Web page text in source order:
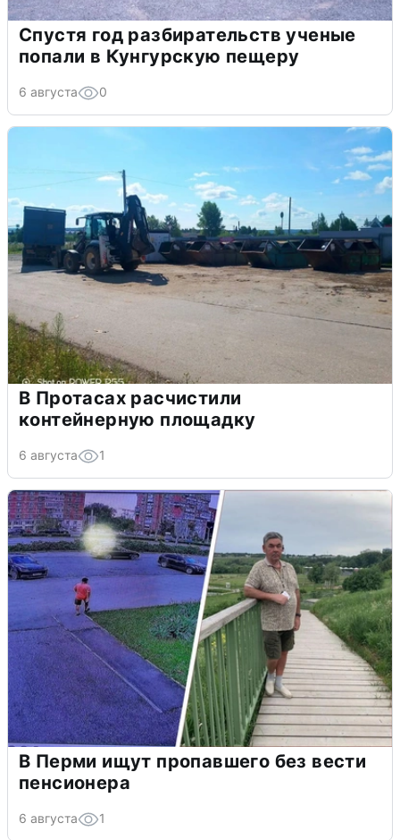
Спустя год разбирательств ученые
попали в Кунгурскую пещеру
6 августа 0
В Протасах расчистили
контейнерную площадку
6 августа 1
В Перми ищут пропавшего без вести
пенсионера
6 августа 1